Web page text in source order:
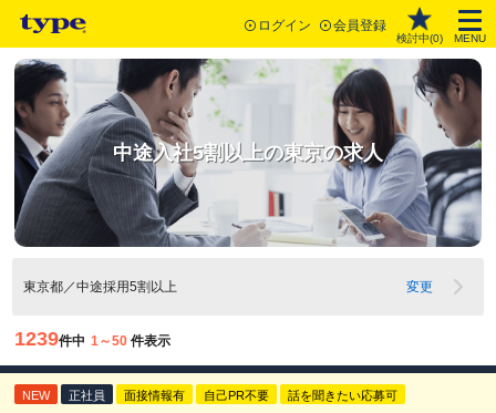
ログイン 会員登録
検討中(0) MENU
中途入社5割以上の東京の求人
東京都／中途採用5割以上 変更
1239件中 1～50 件表示
NEW 正社員 面接情報有 自己PR不要 話を聞きたい応募可